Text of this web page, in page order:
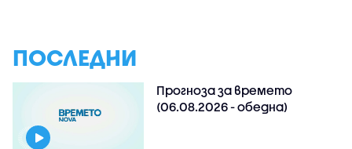
ПОСЛЕДНИ
Прогноза за времето
(06.08.2026 - обедна)